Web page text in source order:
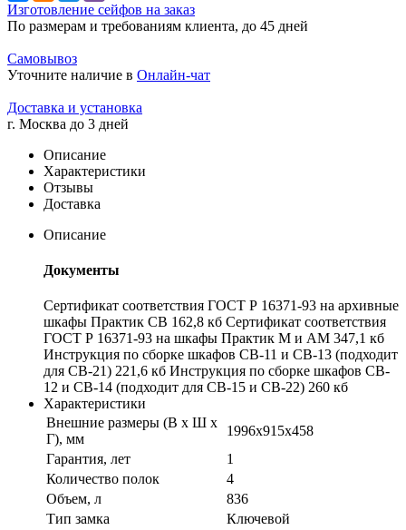
Изготовление сейфов на заказ
По размерам и требованиям клиента, до 45 дней
Самовывоз
Уточните наличие в Онлайн-чат
Доставка и установка
г. Москва до 3 дней
Описание
Характеристики
Отзывы
Доставка
Описание
Документы
Сертификат соответствия ГОСТ Р 16371-93 на архивные
шкафы Практик СВ 162,8 кб Сертификат соответствия
ГОСТ Р 16371-93 на шкафы Практик М и АМ 347,1 кб
Инструкция по сборке шкафов CB-11 и CB-13 (подходит
для СВ-21) 221,6 кб Инструкция по сборке шкафов CB-
12 и CB-14 (подходит для СВ-15 и СВ-22) 260 кб
Характеристики
Внешние размеры (В х Ш х
Г), мм
1996x915x458
Гарантия, лет
1
Количество полок
4
Объем, л
836
Тип замка
Ключевой